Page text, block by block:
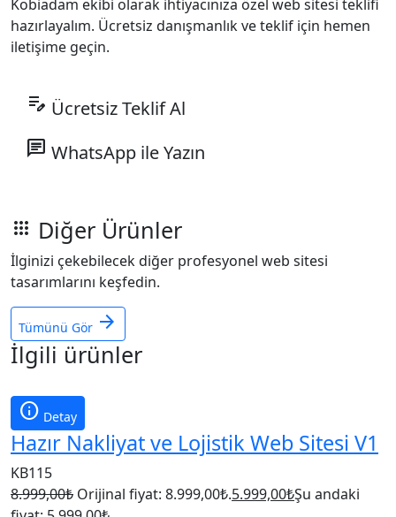
Kobiadam ekibi olarak ihtiyacınıza özel web sitesi teklifi
hazırlayalım. Ücretsiz danışmanlık ve teklif için hemen
iletişime geçin.
edit_note Ücretsiz Teklif Al
chat WhatsApp ile Yazın
apps Diğer Ürünler
İlginizi çekebilecek diğer profesyonel web sitesi
tasarımlarını keşfedin.
Tümünü Gör arrow_forward
İlgili ürünler
info Detay
Hazır Nakliyat ve Lojistik Web Sitesi V1
KB115
8.999,00₺ Orijinal fiyat: 8.999,00₺.5.999,00₺Şu andaki